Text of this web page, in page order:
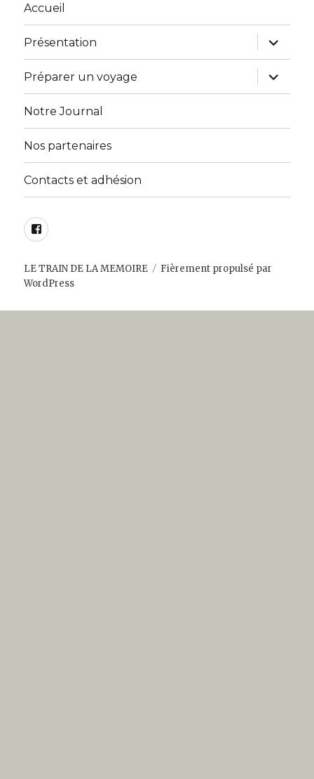
Accueil
Présentation
ouvrir
le
sous-
menu
Préparer un voyage
ouvrir
le
sous-
Notre Journal
Nos partenaires
Contacts et adhésion
Facebook
LE TRAIN DE LA MEMOIRE
Fièrement propulsé par
WordPress